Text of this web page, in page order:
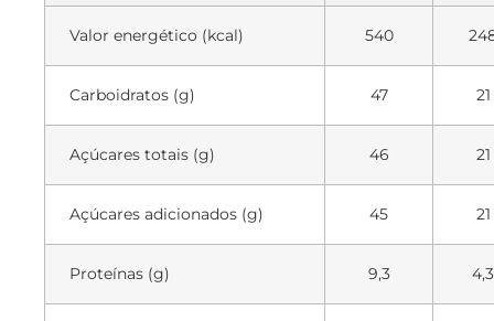
Valor energético (kcal) 540
Carboidratos (g) 47 21
Açúcares totais (g) 46 21
Açúcares adicionados (g) 45 21
Proteínas (g) 9,3 4,3